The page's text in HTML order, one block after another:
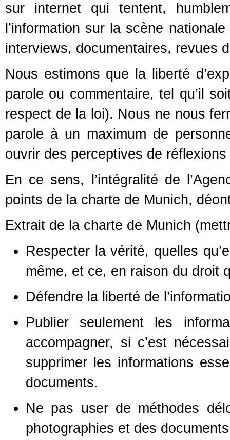
sur internet qui tentent,
l’information sur la scène
interviews, documentaires, revues
Nous estimons que la liberté
parole ou commentaire, tel qu’il
respect de la loi). Nous ne nous
parole à un maximum de
ouvrir des perceptives de
En ce sens, l’intégralité de
points de la charte de Munich,
Extrait de la charte de Munich
Respecter la vérité, quelles
même, et ce, en raison du droit
Défendre la liberté de
Publier seulement les
accompagner, si c’est
supprimer les informations
documents.
Ne pas user de méthodes
photographies et des documents